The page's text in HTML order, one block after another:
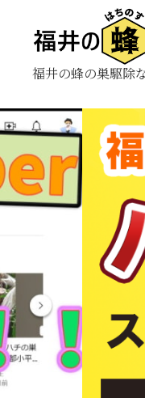
福井の蜂の巣駆除